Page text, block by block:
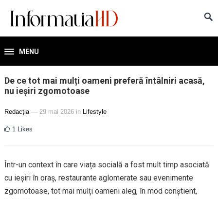
MENU
De ce tot mai mulți oameni preferă întâlniri acasă,
nu ieșiri zgomotoase
Redacția — 29 mai 2026 in Lifestyle
1 Likes
Într-un context în care viața socială a fost mult timp asociată
cu ieșiri în oraș, restaurante aglomerate sau evenimente
zgomotoase, tot mai mulți oameni aleg, în mod conștient,